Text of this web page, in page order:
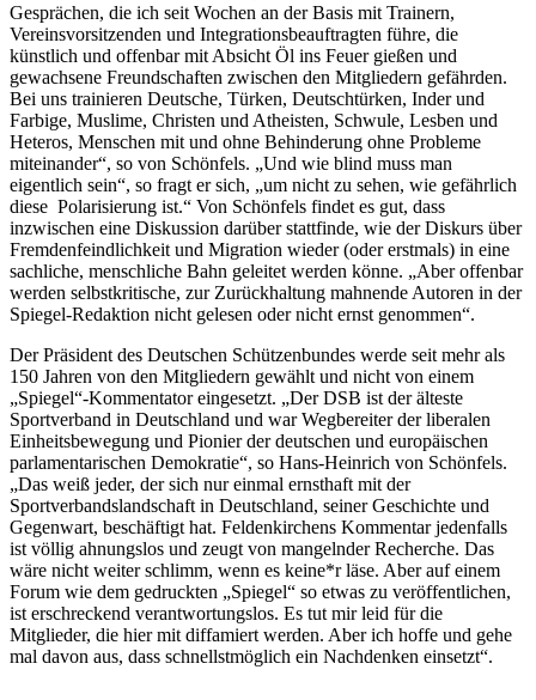
Gesprächen, die ich seit Wochen an der Basis mit Trainern,
Vereinsvorsitzenden und Integrationsbeauftragten führe, die
künstlich und offenbar mit Absicht Öl ins Feuer gießen und
gewachsene Freundschaften zwischen den Mitgliedern gefährden.
Bei uns trainieren Deutsche, Türken, Deutschtürken, Inder und
Farbige, Muslime, Christen und Atheisten, Schwule, Lesben und
Heteros, Menschen mit und ohne Behinderung ohne Probleme
miteinander“, so von Schönfels. „Und wie blind muss man
eigentlich sein“, so fragt er sich, „um nicht zu sehen, wie gefährlich
diese Polarisierung ist.“ Von Schönfels findet es gut, dass
inzwischen eine Diskussion darüber stattfinde, wie der Diskurs über
Fremdenfeindlichkeit und Migration wieder (oder erstmals) in eine
sachliche, menschliche Bahn geleitet werden könne. „Aber offenbar
werden selbstkritische, zur Zurückhaltung mahnende Autoren in der
Spiegel-Redaktion nicht gelesen oder nicht ernst genommen“.
Der Präsident des Deutschen Schützenbundes werde seit mehr als
150 Jahren von den Mitgliedern gewählt und nicht von einem
„Spiegel“-Kommentator eingesetzt. „Der DSB ist der älteste
Sportverband in Deutschland und war Wegbereiter der liberalen
Einheitsbewegung und Pionier der deutschen und europäischen
parlamentarischen Demokratie“, so Hans-Heinrich von Schönfels.
„Das weiß jeder, der sich nur einmal ernsthaft mit der
Sportverbandslandschaft in Deutschland, seiner Geschichte und
Gegenwart, beschäftigt hat. Feldenkirchens Kommentar jedenfalls
ist völlig ahnungslos und zeugt von mangelnder Recherche. Das
wäre nicht weiter schlimm, wenn es keine*r läse. Aber auf einem
Forum wie dem gedruckten „Spiegel“ so etwas zu veröffentlichen,
ist erschreckend verantwortungslos. Es tut mir leid für die
Mitglieder, die hier mit diffamiert werden. Aber ich hoffe und gehe
mal davon aus, dass schnellstmöglich ein Nachdenken einsetzt“.